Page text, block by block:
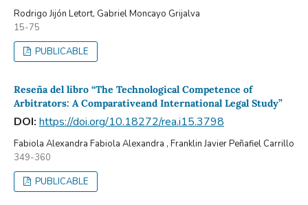
Rodrigo Jijón Letort, Gabriel Moncayo Grijalva
15-75
PUBLICABLE
Reseña del libro “The Technological Competence of
Arbitrators: A Comparativeand International Legal Study”
DOI: https://doi.org/10.18272/rea.i15.3798
Fabiola Alexandra Fabiola Alexandra , Franklin Javier Peñafiel Carrillo
349-360
PUBLICABLE